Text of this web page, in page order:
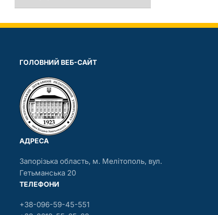
ГОЛОВНИЙ ВЕБ-САЙТ
АДРЕСА
Запорізька область, м. Мелітополь, вул.
Гетьманська 20
ТЕЛЕФОНИ
+38-096-59-45-551